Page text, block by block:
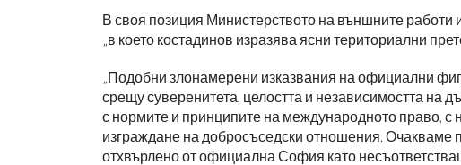
В своя позиция Министерството на външните
„в което костадинов изразява ясни териториални
„Подобни злонамерени изказвания на официални
срещу суверенитета, целостта и независимостта на
с нормите и принципите на международното право, с
изграждане на добросъседски отношения. Очакваме
отхвърлено от официална София като